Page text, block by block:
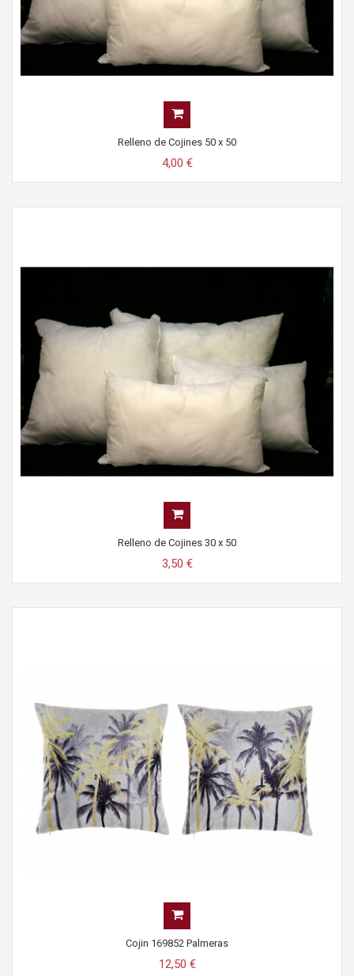
Relleno de Cojines 50 x 50
4,00 €
Relleno de Cojines 30 x 50
3,50 €
Cojin 169852 Palmeras
12,50 €